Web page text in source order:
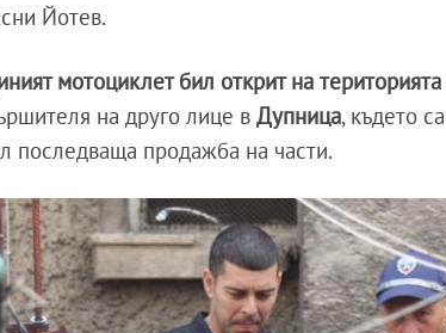
Йотев.
мотоциклет бил открит на
на друго лице вДупница, където
последваща продажба на части.